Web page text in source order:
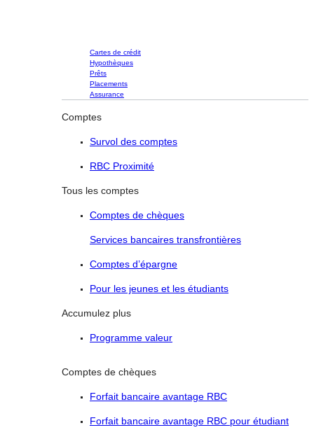
Cartes de crédit
Hypothèques
Prêts
Placements
Assurance
Comptes
Survol des comptes
RBC Proximité
Tous les comptes
Comptes de chèques
Services bancaires transfrontières
Comptes d’épargne
Pour les jeunes et les étudiants
Accumulez plus
Programme valeur
Comptes de chèques
Forfait bancaire avantage RBC
Forfait bancaire avantage RBC pour étudiant